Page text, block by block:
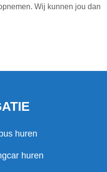
Wij kunnen jou dan
huren
huren